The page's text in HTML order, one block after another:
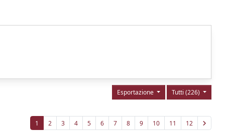
Tutti (226)
Esportazione
1 2 3 4 5 6 7 8 9 10 11 12